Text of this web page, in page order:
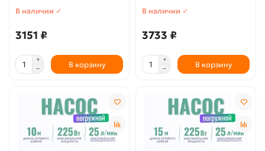
В наличии ✓
3151 ₽
В корзину
В наличии ✓
3733 ₽
В корзину